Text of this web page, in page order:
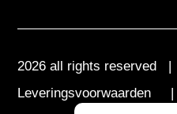
2026 all rights reserved |
Leveringsvoorwaarden